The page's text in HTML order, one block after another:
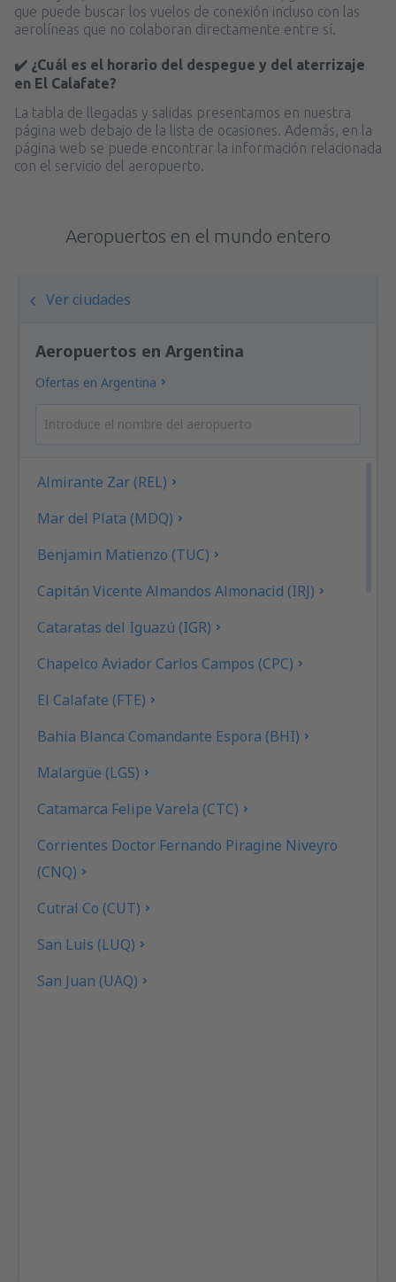
que puede buscar los vuelos de conexión incluso con las
aerolíneas que no colaboran directamente entre sí.
✔️ ¿Cuál es el horario del despegue y del aterrizaje
en El Calafate?
La tabla de llegadas y salidas presentamos en nuestra
página web debajo de la lista de ocasiones. Además, en la
página web se puede encontrar la información relacionada
con el servicio del aeropuerto.
Aeropuertos en el mundo entero
Ver ciudades
Aeropuertos en Argentina
Ofertas en Argentina
Almirante Zar (REL)
Mar del Plata (MDQ)
Benjamin Matienzo (TUC)
Capitán Vicente Almandos Almonacid (IRJ)
Cataratas del Iguazú (IGR)
Chapelco Aviador Carlos Campos (CPC)
El Calafate (FTE)
Bahia Blanca Comandante Espora (BHI)
Malargüe (LGS)
Catamarca Felipe Varela (CTC)
Corrientes Doctor Fernando Piragine Niveyro
(CNQ)
Cutral Co (CUT)
San Luis (LUQ)
San Juan (UAQ)